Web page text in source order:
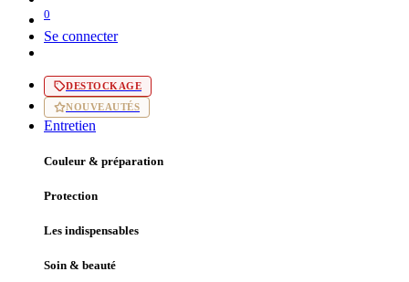
0
Se connecter
DESTOCKAGE
NOUVEAUTÉS
Entretien
Couleur & préparation
Protection
Les indispensables
Soin & beauté